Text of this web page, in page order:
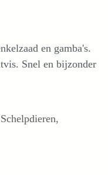
en gamba's.
Snel en bijzonder
,